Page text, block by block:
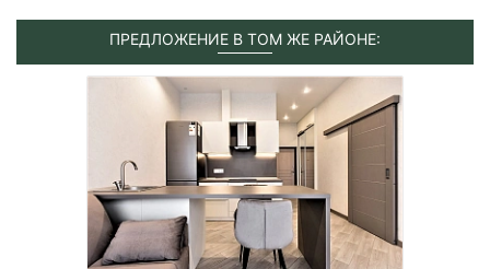
ПРЕДЛОЖЕНИЕ В ТОМ ЖЕ РАЙОНЕ: